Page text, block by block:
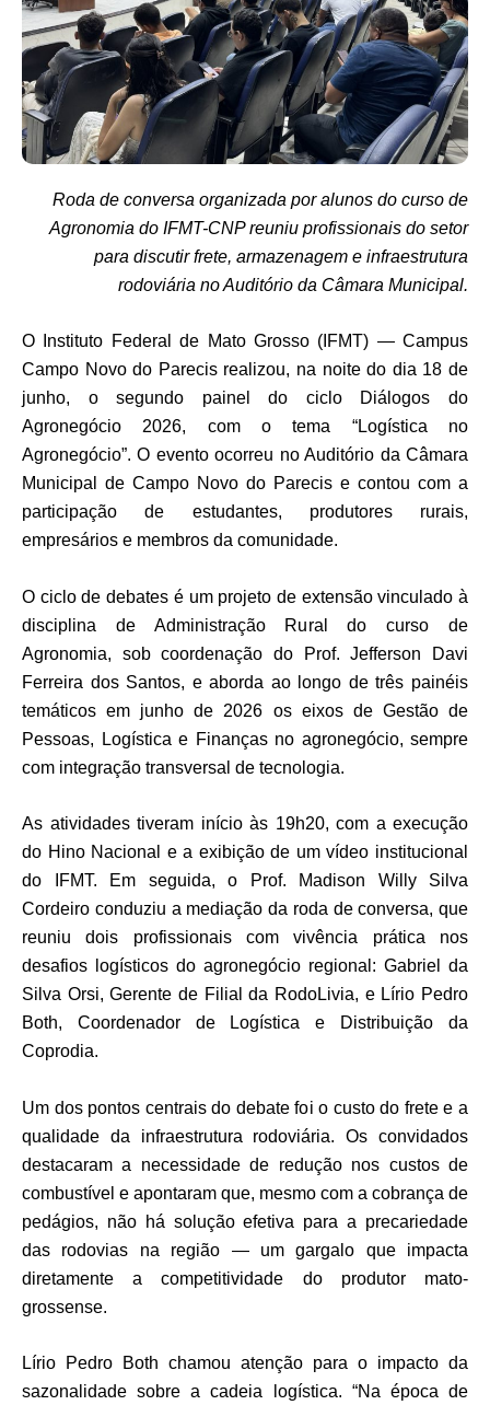
Roda de conversa organizada por alunos do curso de
Agronomia do IFMT-CNP reuniu profissionais do setor
para discutir frete, armazenagem e infraestrutura
rodoviária no Auditório da Câmara Municipal.
O Instituto Federal de Mato Grosso (IFMT) — Campus
Campo Novo do Parecis realizou, na noite do dia 18 de
junho, o segundo painel do ciclo Diálogos do
Agronegócio 2026, com o tema “Logística no
Agronegócio”. O evento ocorreu no Auditório da Câmara
Municipal de Campo Novo do Parecis e contou com a
participação de estudantes, produtores rurais,
empresários e membros da comunidade.
O ciclo de debates é um projeto de extensão vinculado à
disciplina de Administração Rural do curso de
Agronomia, sob coordenação do Prof. Jefferson Davi
Ferreira dos Santos, e aborda ao longo de três painéis
temáticos em junho de 2026 os eixos de Gestão de
Pessoas, Logística e Finanças no agronegócio, sempre
com integração transversal de tecnologia.
As atividades tiveram início às 19h20, com a execução
do Hino Nacional e a exibição de um vídeo institucional
do IFMT. Em seguida, o
Prof. Madison Willy Silva
Cordeiro conduziu a mediação da roda de conversa, que
reuniu dois profissionais com vivência prática nos
desafios logísticos do agronegócio regional: Gabriel da
Silva Orsi, Gerente de Filial da RodoLivia, e Lírio Pedro
Both, Coordenador de Logística e Distribuição da
Coprodia.
Um dos pontos centrais do debate foi o custo do frete e a
qualidade da infraestrutura rodoviária. Os convidados
destacaram a necessidade de redução nos custos de
combustível e apontaram que, mesmo com a cobrança de
pedágios, não há solução efetiva para a precariedade
das rodovias na região — um gargalo que impacta
diretamente a competitividade do produtor mato-
grossense.
Lírio Pedro Both chamou atenção para o impacto da
sazonalidade sobre a cadeia logística. “Na época de